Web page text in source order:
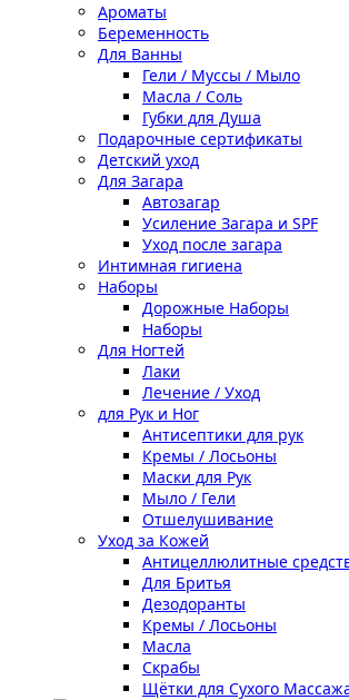
Ароматы
Беременность
Для Ванны
Гели / Муссы / Мыло
Масла / Соль
Губки для Душа
Подарочные сертификаты
Детский уход
Для Загара
Автозагар
Усиление Загара и SPF
Уход после загара
Интимная гигиена
Наборы
Дорожные Наборы
Наборы
Для Ногтей
Лаки
Лечение / Уход
для Рук и Ног
Антисептики для рук
Кремы / Лосьоны
Маски для Рук
Мыло / Гели
Отшелушивание
Уход за Кожей
Антицеллюлитные
Для Бритья
Дезодоранты
Кремы / Лосьоны
Масла
Скрабы
Щётки для Сухого